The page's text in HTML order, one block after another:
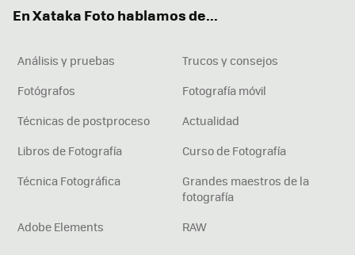
En Xataka Foto hablamos de...
Análisis y pruebas
Trucos y consejos
Fotógrafos
Fotografía móvil
Técnicas de postproceso
Actualidad
Libros de Fotografía
Curso de Fotografía
Técnica Fotográfica
Grandes maestros de la
fotografía
Adobe Elements
RAW